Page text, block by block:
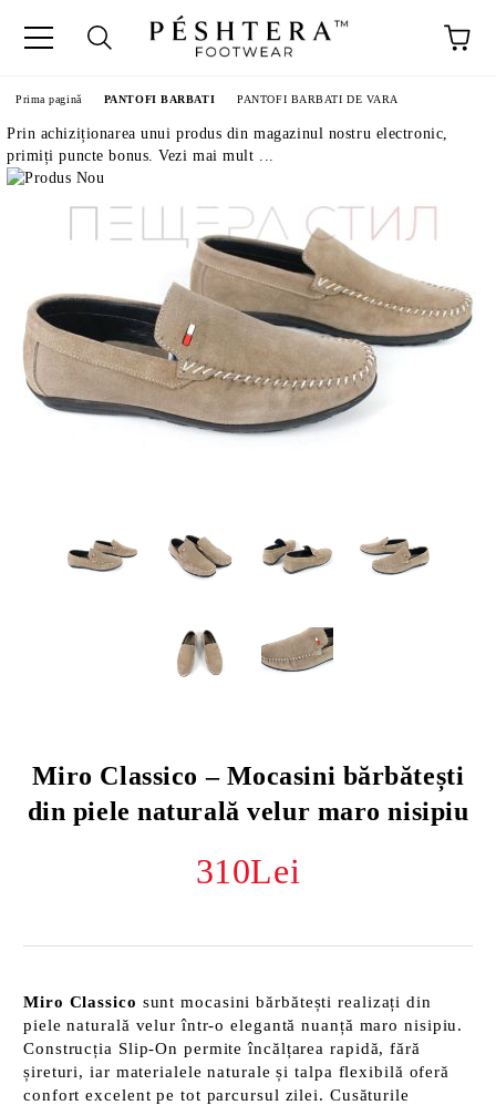
Prima pagină PANTOFI BARBATI PANTOFI BARBATI DE VARA
Prin achiziționarea unui produs din magazinul nostru electronic,
primiți puncte bonus. Vezi mai mult ...
Miro Classico – Mocasini bărbătești
din piele naturală velur maro nisipiu
310Lei
Miro Classico sunt mocasini bărbătești realizați din
piele naturală velur într-o elegantă nuanță maro nisipiu.
Construcția Slip-On permite încălțarea rapidă, fără
șireturi, iar materialele naturale și talpa flexibilă oferă
confort excelent pe tot parcursul zilei. Cusăturile